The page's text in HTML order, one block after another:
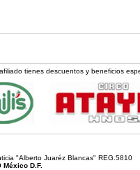
tienes descuentos y beneficios
"Alberto Juaréz Blancas" REG.5810
D.F.